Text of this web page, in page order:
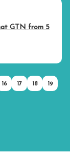
GTN from 5
16 17 18 19